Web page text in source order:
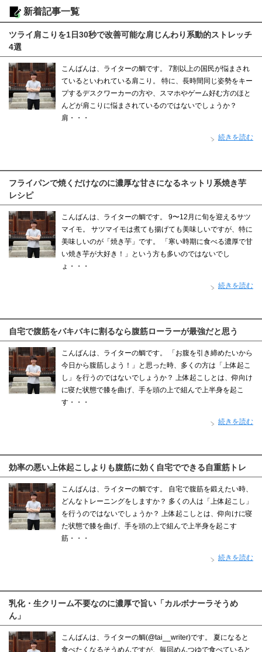
新着記事一覧
ツライ肩こりを1日30秒で改善可能な肩じんわり系動的ストレッチ
4選
こんばんは、ライターの鯛です。 7割以上の国民が悩まされ
ているといわれている肩こり。 特に、長時間同じ姿勢をキー
プするデスクワーカーの方や、スマホやゲーム好む方のほと
んどが肩こりに悩まされているのではないでしょうか？
肩・・・
続きを読む
フライパンで焼くだけなのに濃厚な甘さになるネットリ系焼き芋
レシピ
こんばんは、ライターの鯛です。 9〜12月に旬を迎えるサツ
マイモ。 サツマイモは煮ても揚げても美味しいですが、特に
美味しいのが「焼き芋」です。 「寒い時期に食べる濃厚で甘
い焼き芋が大好き！」という方も多いのではないでし
ょ・・・
続きを読む
自宅で腹筋をバキバキに割るなら腹筋ローラーが最強だと思う
こんばんは、ライターの鯛です。 「お腹を引き締めたいから
今日から腹筋しよう！」と思った時、多くの方は「上体起こ
し」を行うのではないでしょうか？ 上体起こしとは、仰向け
に寝た状態で膝を曲げ、手を頭の上で組んで上半身を起こ
す・・・
続きを読む
効率の悪い上体起こしよりも腹筋に効く自宅でできる自重筋トレ
こんばんは、ライターの鯛です。 自宅で腹筋を鍛えたい時、
どんなトレーニングをしますか？ 多くの人は「上体起こし」
を行うのではないでしょうか？ 上体起こしとは、仰向けに寝
た状態で膝を曲げ、手を頭の上で組んで上半身を起こす
筋・・・
続きを読む
乳化・生クリーム不要なのに濃厚で旨い「カルボナーラそうめ
ん」
こんばんは、ライターの鯛(@tai__writer)です。 夏になると
食べたくなるそうめんですが、毎回めんつゆで食べていると